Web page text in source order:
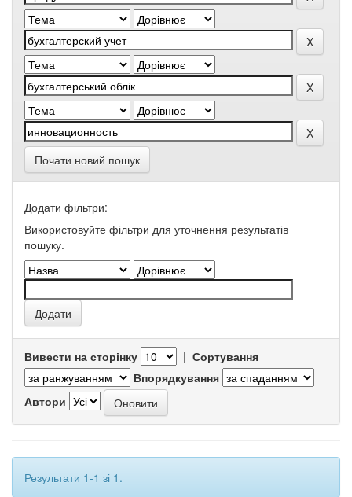
Почати новий пошук
Додати фільтри:
Використовуйте фільтри для уточнення результатів
пошуку.
Вивести на сторінку | Сортування
Впорядкування
Автори
Результати 1-1 зі 1.